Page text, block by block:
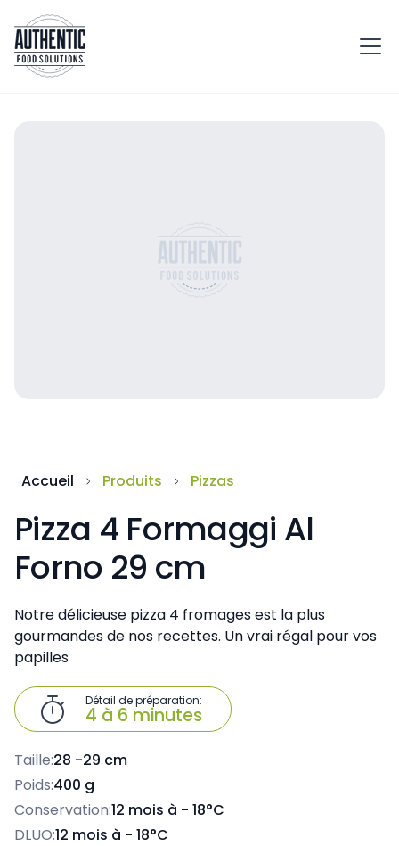
Accueil Produits Pizzas
Pizza 4 Formaggi Al
Forno 29 cm
Notre délicieuse pizza 4 fromages est la plus
gourmandes de nos recettes. Un vrai régal pour vos
papilles
 Détail de préparation:
4 à 6 minutes
Taille:28 -29 cm
Poids:400 g
Conservation:12 mois à - 18°C
DLUO:12 mois à - 18°C